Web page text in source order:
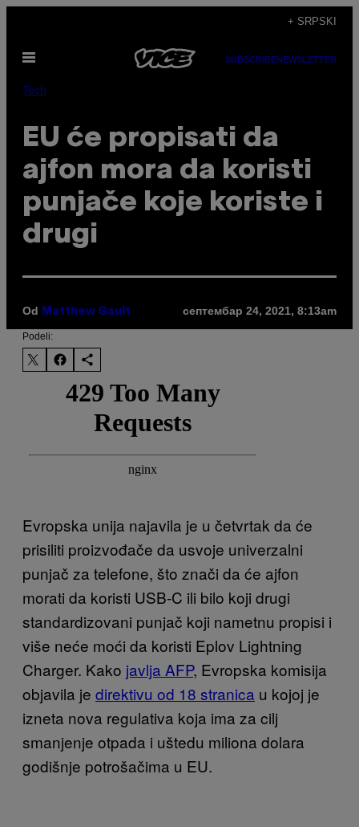
садржај
+ SRPSKI
Otvori
SUBSCRIBENEWSLETTER
Tech
EU će propisati da
ajfon mora da koristi
punjače koje koriste i
drugi
Od Matthew Gault септембар 24, 2021, 8:13am
Podeli:
Evropska unija najavila je u četvrtak da će
prisiliti proizvođače da usvoje univerzalni
punjač za telefone, što znači da će ajfon
morati da koristi USB-C ili bilo koji drugi
standardizovani punjač koji nametnu propisi i
više neće moći da koristi Eplov Lightning
Charger. Kako javlja AFP, Evropska komisija
objavila je direktivu od 18 stranica u kojoj je
izneta nova regulativa koja ima za cilj
smanjenje otpada i uštedu miliona dolara
godišnje potrošačima u EU.